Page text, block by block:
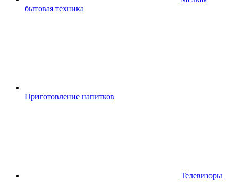
бытовая техника
Приготовление напитков
Телевизоры